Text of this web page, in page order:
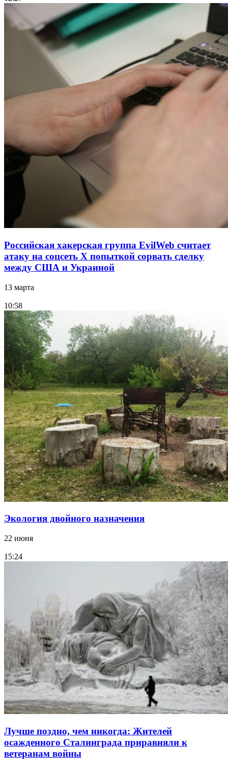
Российская хакерская группа EvilWeb считает
атаку на соцсеть Х попыткой сорвать сделку
между США и Украиной
13 марта
10:58
Экология двойного назначения
22 июня
15:24
Лучше поздно, чем никогда: Жителей
осажденного Сталинграда приравняли к
ветеранам войны